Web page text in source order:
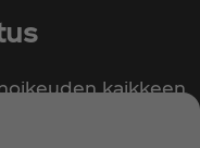
kaikkeen